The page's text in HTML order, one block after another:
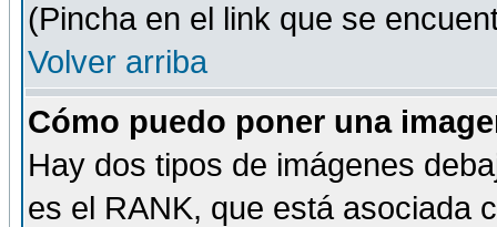
(Pincha en el link que se
Volver arriba
Cómo puedo poner una
Hay dos tipos de imágenes
es el RANK, que está asociada